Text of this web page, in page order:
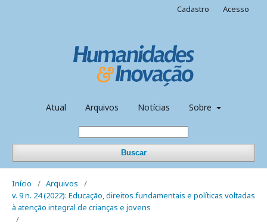
Atual Arquivos Notícias Sobre
Buscar
Cadastro Acesso
Início / Arquivos
/
v. 9 n. 24 (2022): Educação, direitos fundamentais e políticas voltadas
à atenção integral de crianças e jovens
/